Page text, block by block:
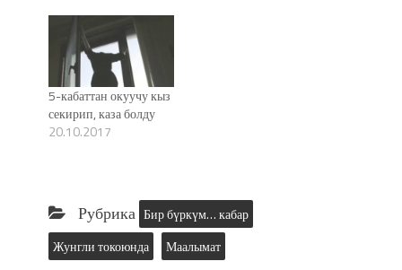
5-кабаттан окуучу кыз
секирип, каза болду
20.10.2017
Рубрика Бир бүркүм… кабар
Жунгли токоюнда
Маалымат